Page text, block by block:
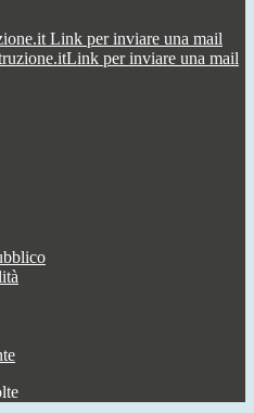
Link per inviare una mail
Link per inviare una mail